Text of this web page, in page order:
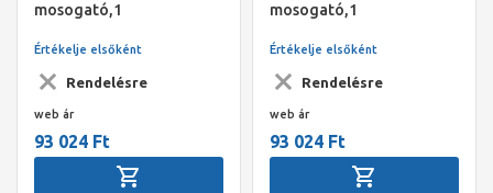
mosogató,1
lefolyó+szifon,
metálszürke
Rendelésre
Értékelje elsőként
web ár
93 024 Ft
mosogató,1
lefolyó+szifon,
Rendelésre
Értékelje elsőként
web ár
93 024 Ft